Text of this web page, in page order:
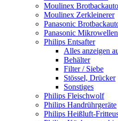
Moulinex
Moulinex Zerkleinerer
Panasonic
Panasonic
Philips Entsafter
Alles anzeigen
Behälter
Filter / Siebe
Stössel, Drücker
Sonstiges
Philips Fleischwolf
Philips Handrührgeräte
Philips Heißluft-